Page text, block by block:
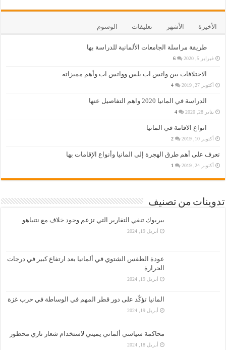
الأخيرة الأشهر تعليقات الوسوم
طريقة مراسلة الجامعات الألمانية للدراسة بها
فبراير 5, 2020 6
الاختلافات بين واتس اب بلس وواتس اب وأهم مميزاته
أكتوبر 27, 2019 4
الدراسة في المانيا 2020 واهم التفاصيل عنها
يناير 28, 2020 4
انواع الاقامة في المانيا
أكتوبر 10, 2019 2
تعرف على أهم طرق الهجرة إلى المانيا وأنواع الإقامات بها
أكتوبر 24, 2019 1
تدوينات من تصنيف
بيربوك تنفي التقارير التي تزعم وجود خلاف مع نتنياهو
أبريل 19, 2024
عودة الطقس الشتوي في ألمانيا بعد ارتفاع كبير في درجات
الحرارة
أبريل 19, 2024
المانيا تؤكّد على دور قطر المهم في الوساطة في حرب غزة
أبريل 19, 2024
محاكمة سياسي ألماني يميني لاستخدام شعار نازي محظور
أبريل 18, 2024